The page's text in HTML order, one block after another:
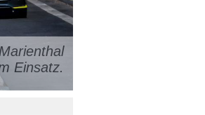
Einsatz.